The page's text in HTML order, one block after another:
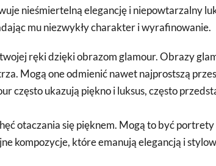
nieśmiertelną elegancję i niepowtarzalny
mu niezwykły charakter i wyrafinowanie.
ręki dzięki obrazom glamour. Obrazy
Mogą one odmienić nawet najprostszą
często ukazują piękno i luksus, często
otaczania się pięknem. Mogą to być portrety
kompozycje, które emanują elegancją i